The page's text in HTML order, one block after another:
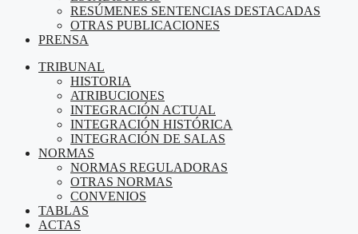
RESÚMENES SENTENCIAS DESTACADAS
OTRAS PUBLICACIONES
PRENSA
TRIBUNAL
HISTORIA
ATRIBUCIONES
INTEGRACIÓN ACTUAL
INTEGRACIÓN HISTÓRICA
INTEGRACIÓN DE SALAS
NORMAS
NORMAS REGULADORAS
OTRAS NORMAS
CONVENIOS
TABLAS
ACTAS